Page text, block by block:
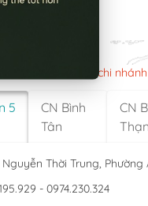
gian làm việc các chi
5
CN Bình
Tân
CN
Thời Trung, Phường
- 0974.230.324